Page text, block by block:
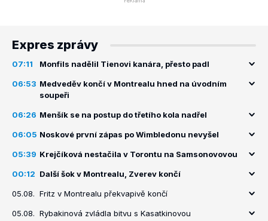
Expres zprávy
07:11 Monfils nadělil Tienovi kanára, přesto padl
06:53 Medveděv končí v Montrealu hned na úvodním
soupeři
06:26 Menšík se na postup do třetího kola nadřel
06:05 Noskové první zápas po Wimbledonu nevyšel
05:39 Krejčíková nestačila v Torontu na Samsonovovou
00:12 Další šok v Montrealu, Zverev končí
05.08. Fritz v Montrealu překvapivě končí
05.08. Rybakinová zvládla bitvu s Kasatkinovou